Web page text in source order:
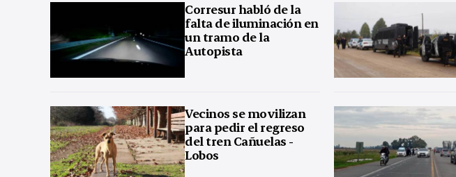
Corresur habló de la
falta de iluminación en
un tramo de la
Autopista
Vecinos se movilizan
para pedir el regreso
del tren Cañuelas -
Lobos